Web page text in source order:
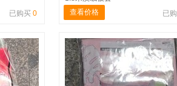
已购买 0
查看价格
已